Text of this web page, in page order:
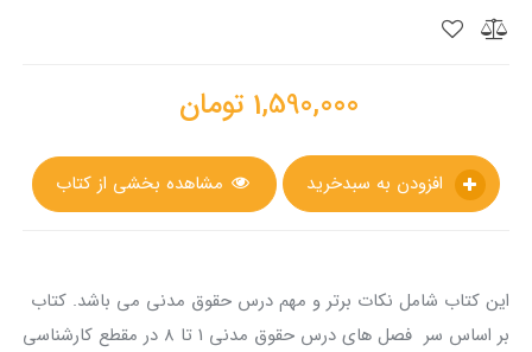
1,590,000 تومان
مشاهده بخشی از کتاب
این کتاب شامل نکات برتر و مهم درس حقوق مدنی می باشد. کتاب
بر اساس سر فصل های درس حقوق مدنی 1 تا 8 در مقطع کارشناسی